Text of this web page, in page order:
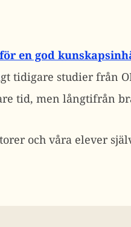
en god
tidigare studier från
tid, men långtifrån
och våra elever